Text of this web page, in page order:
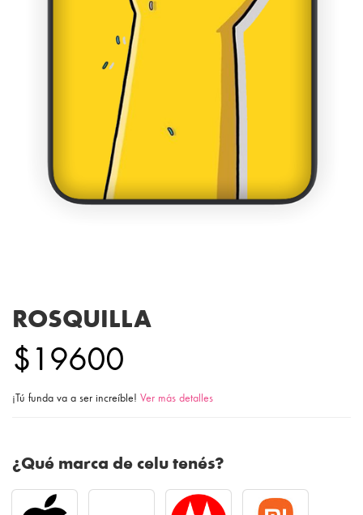
ROSQUILLA
$19600
¡Tú funda va a ser increíble! Ver más detalles
¿Qué marca de celu tenés?